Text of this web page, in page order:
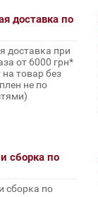
доставка по
доставка при
от 6000 грн*
на товар без
не по
сборка по
сборка по